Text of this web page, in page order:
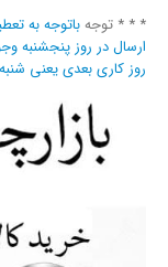
* * * توجهباتوجه به
ارسال در روز پنجشنبه
روز کاری بعدی یعنی